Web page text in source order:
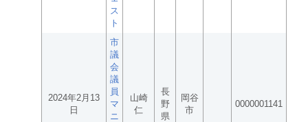
ス
ト
2024年2月13
日
市
議
会
議
員
マ
ニ
山崎
仁
長
野
県
岡谷
市
0000001141